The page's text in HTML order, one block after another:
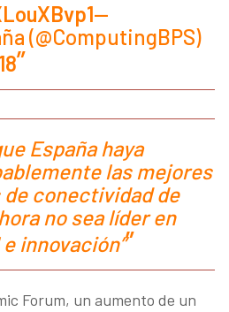
—
(@ComputingBPS)
España haya
las mejores
conectividad de
no sea líder en
innovación”
Forum, un aumento de un